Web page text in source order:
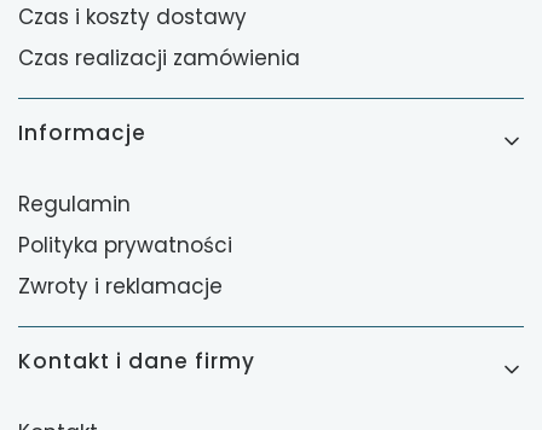
Czas i koszty dostawy
Czas realizacji zamówienia
Informacje
Regulamin
Polityka prywatności
Zwroty i reklamacje
Kontakt i dane firmy